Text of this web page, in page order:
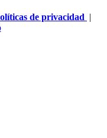
de privacidad |